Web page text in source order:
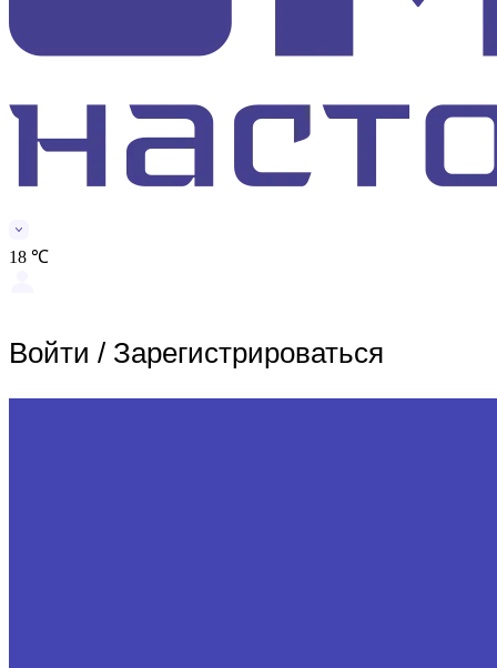
18 ℃
Войти / Зарегистрироваться